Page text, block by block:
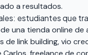
a resultados.
estudiantes que
una tienda online
de link building, vio